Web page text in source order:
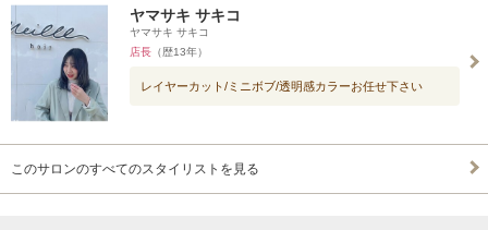
ヤマサキ サキコ
ヤマサキ サキコ
店長 （歴13年）
レイヤーカット/ミニボブ/透明感カラーお任せ下さい
このサロンのすべてのスタイリストを見る